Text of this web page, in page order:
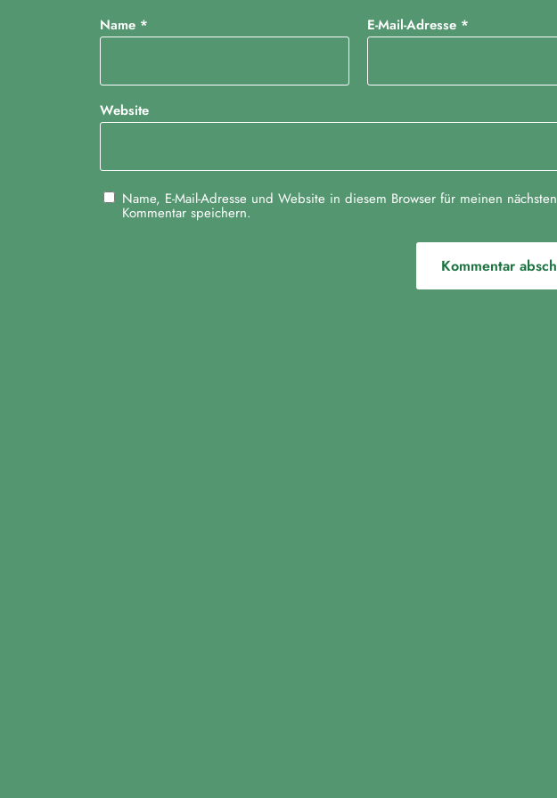
Name * E-Mail-Adresse *
Website
Name, E-Mail-Adresse und Website in diesem Browser für meinen nächsten
Kommentar speichern.